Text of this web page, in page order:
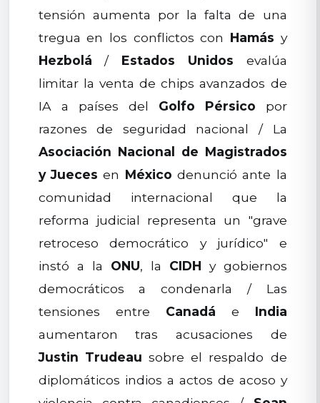
tensión aumenta por la falta de una
tregua en los conflictos con Hamás y
Hezbolá / Estados Unidos evalúa
limitar la venta de chips avanzados de
IA a países del Golfo Pérsico por
razones de seguridad nacional / La
Asociación Nacional de Magistrados
y Jueces en México denunció ante la
comunidad internacional que la
reforma judicial representa un "grave
retroceso democrático y jurídico" e
instó a la ONU, la CIDH y gobiernos
democráticos a condenarla / Las
tensiones entre Canadá e India
aumentaron tras acusaciones de
Justin Trudeau sobre el respaldo de
diplomáticos indios a actos de acoso y